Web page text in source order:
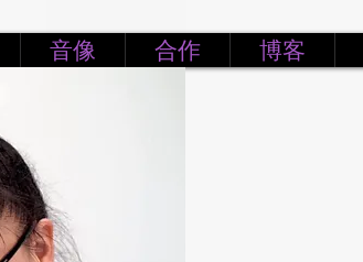
音像 合作 博客